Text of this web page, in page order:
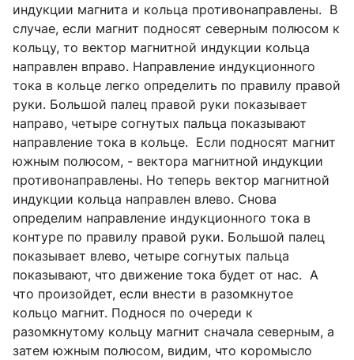
индукции магнита и кольца противонаправлены. В
случае, если магнит подносят северным полюсом к
кольцу, то вектор магнитной индукции кольца
направлен вправо. Направление индукционного
тока в кольце легко определить по правилу правой
руки. Большой палец правой руки показывает
направо, четыре согнутых пальца показывают
направление тока в кольце. Если подносят магнит
южным полюсом, - вектора магнитной индукции
противонаправлены. Но теперь вектор магнитной
индукции кольца направлен влево. Снова
определим направление индукционного тока в
контуре по правилу правой руки. Большой палец
показывает влево, четыре согнутых пальца
показывают, что движение тока будет от нас. А
что произойдет, если внести в разомкнутое
кольцо магнит. Поднося по очереди к
разомкнутому кольцу магнит сначала северным, а
затем южным полюсом, видим, что коромысло